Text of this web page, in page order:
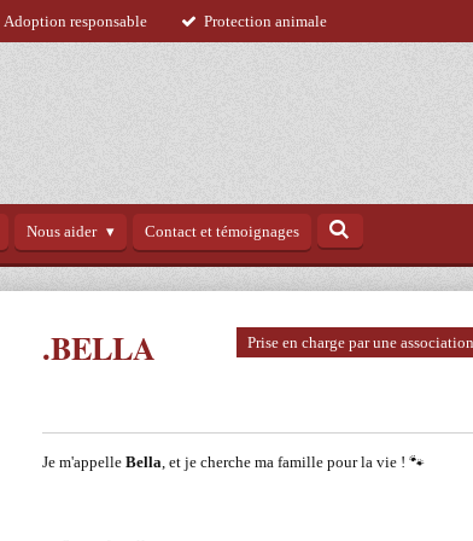
Adoption responsable Protection animale
Nous aider Contact et témoignages
.BELLA Prise en charge par une
Je m'appelle Bella, et je cherche ma famille pour la vie ! 🐾